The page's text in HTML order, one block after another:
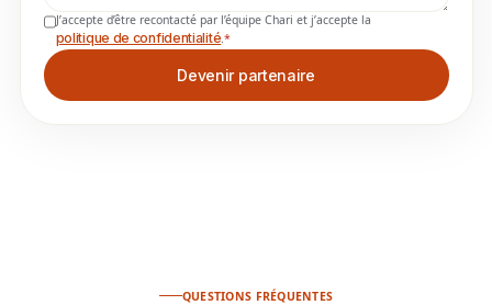
J’accepte d’être recontacté par l’équipe Chari et j’accepte la
politique de confidentialité.*
Devenir partenaire
QUESTIONS FRÉQUENTES